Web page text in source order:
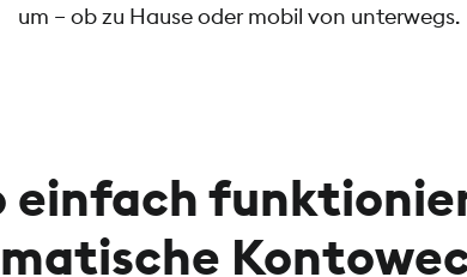
um – ob zu Hause oder mobil von unterwegs.
einfach